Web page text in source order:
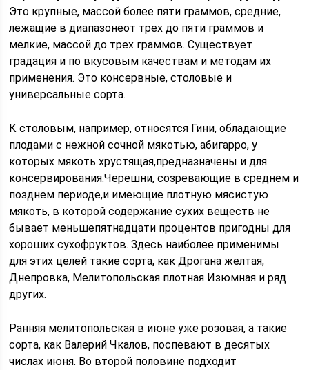
Это крупные, массой более пяти граммов, средние,
лежащие в диапазонеот трех до пяти граммов и
мелкие, массой до трех граммов. Существует
градация и по вкусовым качествам и методам их
применения. Это консервные, столовые и
универсальные сорта.
К столовым, например, относятся Гини, обладающие
плодами с нежной сочной мякотью, абигарро, у
которых мякоть хрустящая,предназначены и для
консервирования.Черешни, созревающие в среднем и
позднем периоде,и имеющие плотную мясистую
мякоть, в которой содержание сухих веществ не
бывает меньшепятнадцати процентов пригодны для
хороших сухофруктов. Здесь наиболее применимы
для этих целей такие сорта, как Дрогана желтая,
Днепровка, Мелитопольская плотная Изюмная и ряд
других.
Ранняя мелитопольская в июне уже розовая, а такие
сорта, как Валерий Чкалов, поспевают в десятых
числах июня. Во второй половине подходит